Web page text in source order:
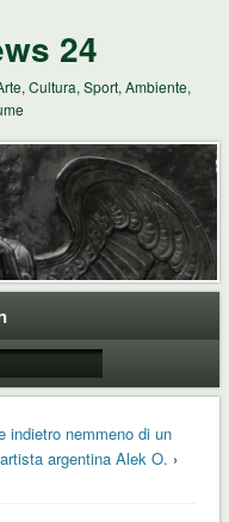
24
Cultura, Sport, Ambiente,
indietro nemmeno di un
argentina Alek O. ›